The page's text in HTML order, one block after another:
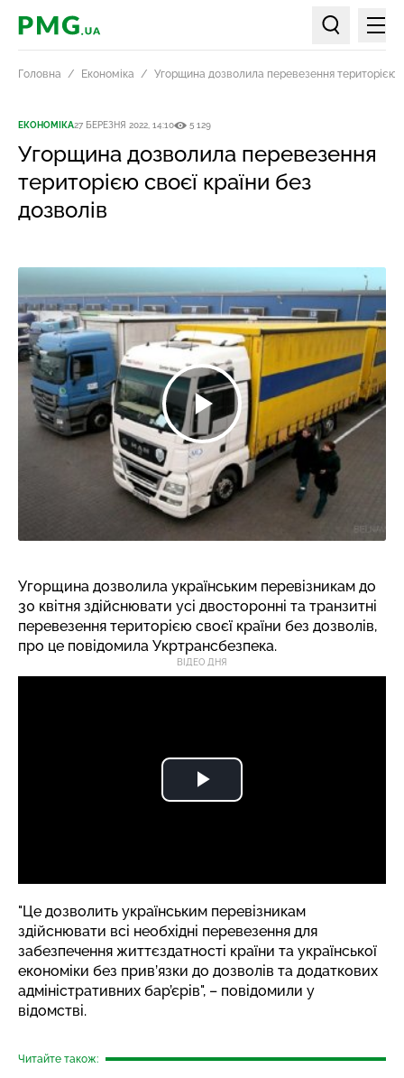
PMG.ua
Пошук по
Головна Економіка Угорщина дозволила перевезення територією
ЕКОНОМІКА27 БЕРЕЗНЯ 2022, 14:10 5 129
Угорщина дозволила перевезення
територією своєї країни без
дозволів
Угорщина дозволила українським перевізникам до
30 квітня здійснювати усі двосторонні та транзитні
перевезення територією своєї країни без дозволів,
про це повідомила Укртрансбезпека.
ВІДЕО ДНЯ
"Це дозволить українським перевізникам
здійснювати всі необхідні перевезення для
забезпечення життєздатності країни та української
економіки без прив’язки до дозволів та додаткових
адміністративних бар’єрів", – повідомили у
відомстві.
Читайте також: